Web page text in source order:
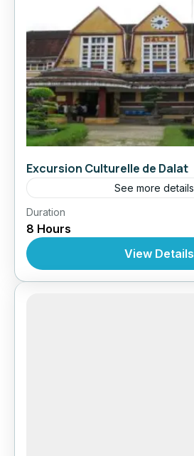
Excursion Culturelle de Dalat
See more details
Circuit au Vietnam
Excursions À Partir De Dalat
Duration
8 Hours
View Details